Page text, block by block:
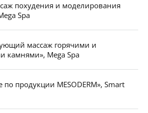
похудения и моделирования
Spa
массаж горячими и
камнями», Mega Spa
продукции MESODERM», Smart